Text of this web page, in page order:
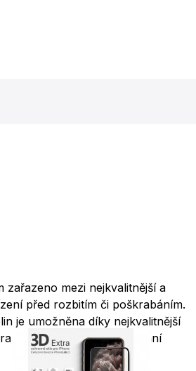
mezi nejkvalitnější a
před rozbitím či poškrabáním.
je umožněna díky nejkvalitnější
vzniku otisků a ulpívání